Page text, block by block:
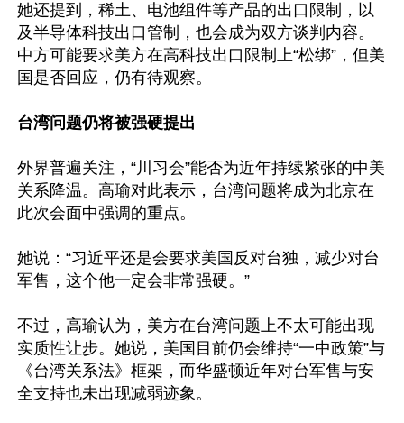
她还提到，稀土、电池组件等产品的出口限制，以
及半导体科技出口管制，也会成为双方谈判内容。
中方可能要求美方在高科技出口限制上“松绑”，但美
国是否回应，仍有待观察。
台湾问题仍将被强硬提出
外界普遍关注，“川习会”能否为近年持续紧张的中美
关系降温。高瑜对此表示，台湾问题将成为北京在
此次会面中强调的重点。
她说：“习近平还是会要求美国反对台独，减少对台
军售，这个他一定会非常强硬。”
不过，高瑜认为，美方在台湾问题上不太可能出现
实质性让步。她说，美国目前仍会维持“一中政策”与
《台湾关系法》框架，而华盛顿近年对台军售与安
全支持也未出现减弱迹象。